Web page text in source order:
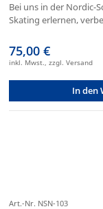
Bei uns in der Nordic-
Skating erlernen,
75,00 €
inkl. Mwst., zzgl. Versand
In den
Art.-Nr. NSN-103